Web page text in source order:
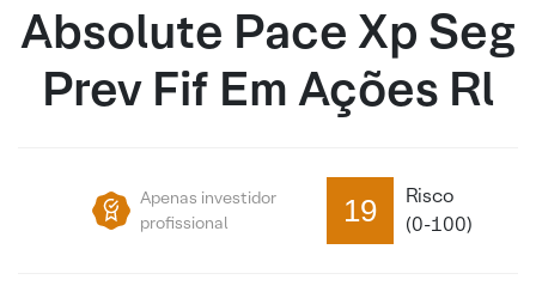
Absolute Pace Xp Seg
Prev Fif Em Ações Rl
Apenas investidor
profissional
19
Risco
(0-100)